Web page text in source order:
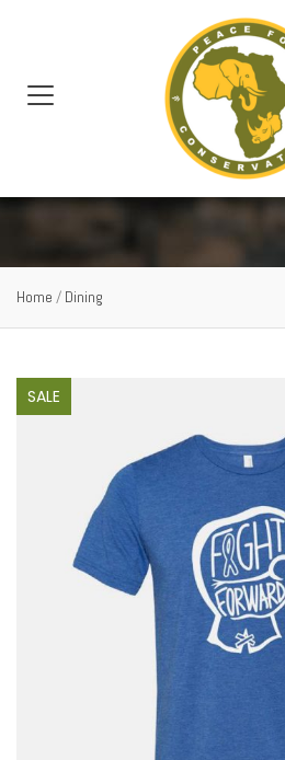
Home / Dining
SALE